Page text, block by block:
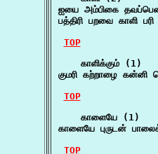
ஐயை அம்பிகை
பத்திரி பறவை காளி
TOP
    காளிக்கும் (1)
குமரி கற்றாழை
TOP
    காளையே (1)
காளையே புருடன்
TOP